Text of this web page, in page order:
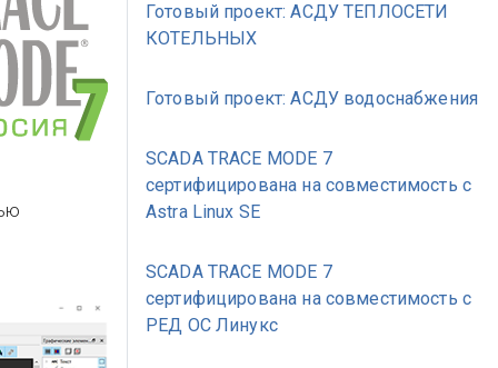
Готовый проект: АСДУ ТЕПЛОСЕТИ
КОТЕЛЬНЫХ
Готовый проект: АСДУ водоснабжения
SCADA TRACE MODE 7
сертифицирована на совместимость с
Astra Linux SE
SCADA TRACE MODE 7
сертифицирована на совместимость с
РЕД ОС Линукс